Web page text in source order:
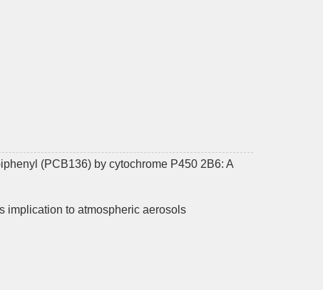
(PCB136) by cytochrome P450 2B6: A
implication to atmospheric aerosols